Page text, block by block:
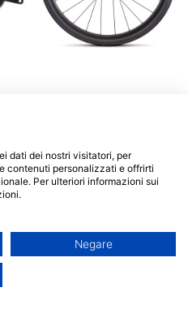
€
dati dei nostri visitatori, per
contenuti personalizzati e offrirti
Per ulteriori informazioni sui
Negare